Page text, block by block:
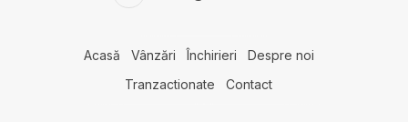
Case de vanzare in Cluj-Napoca Centru
Acasă Vânzări Închirieri
Despre noi
Tranzactionate
Contact